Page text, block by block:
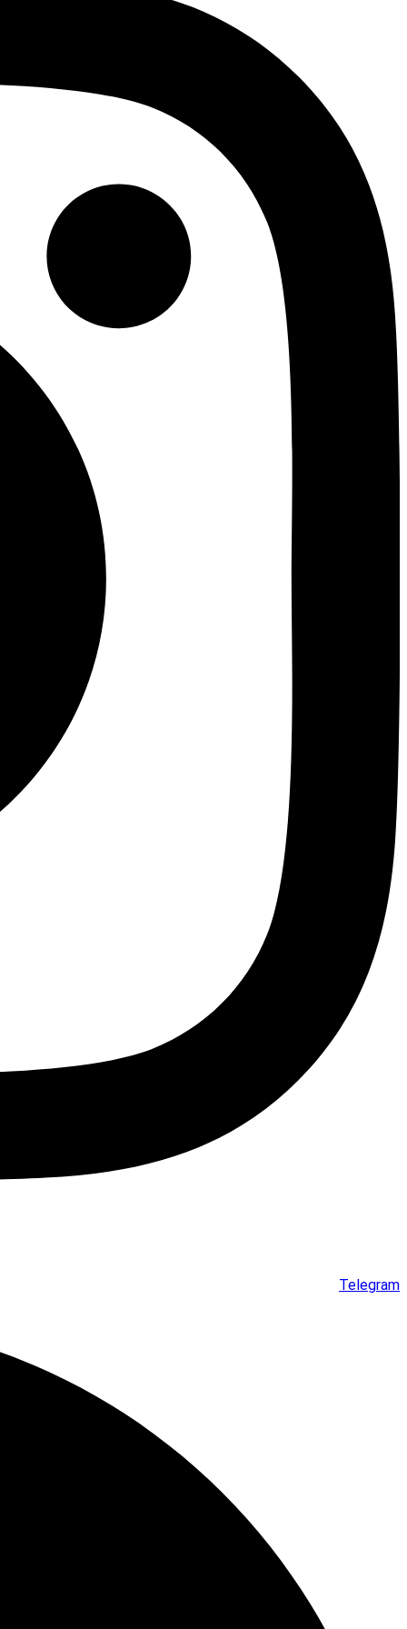
Telegram